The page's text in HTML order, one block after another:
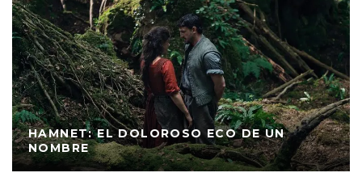
HAMNET: EL DOLOROSO ECO DE UN
NOMBRE